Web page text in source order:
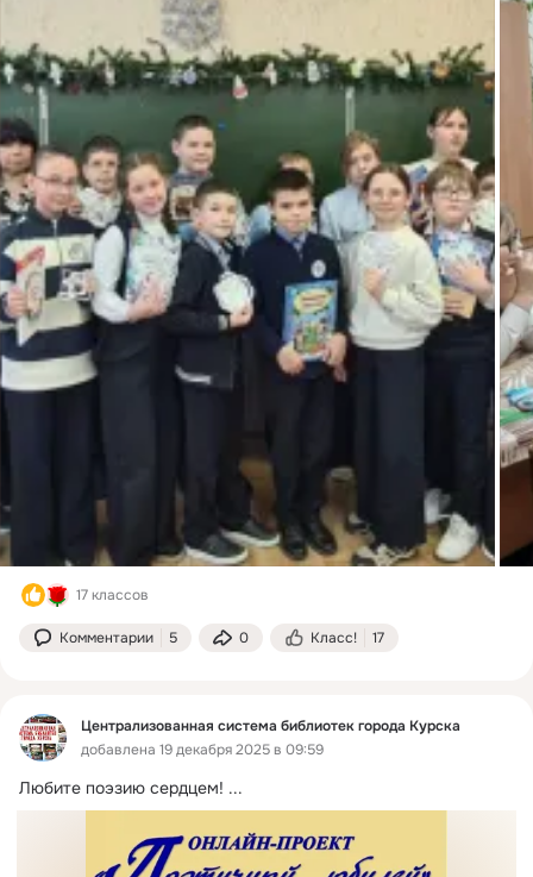
17 классов
Комментарии 5 0 Класс! 17
Централизованная система библиотек города Курска
добавлена 19 декабря 2025 в 09:59
Любите поэзию сердцем! ...